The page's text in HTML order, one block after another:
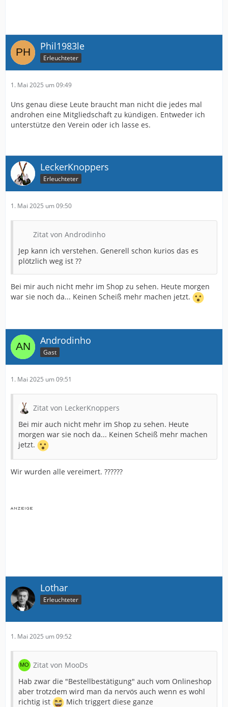
Phil1983le
Erleuchteter
1. Mai 2025 um 09:49
Uns genau diese Leute braucht man nicht die jedes mal
androhen eine Mitgliedschaft zu kündigen. Entweder ich
unterstütze den Verein oder ich lasse es.
LeckerKnoppers
Erleuchteter
1. Mai 2025 um 09:50
Zitat von Androdinho
Jep kann ich verstehen. Generell schon kurios das es
plötzlich weg ist ??
Bei mir auch nicht mehr im Shop zu sehen. Heute morgen
war sie noch da... Keinen Scheiß mehr machen jetzt.
Androdinho
Gast
1. Mai 2025 um 09:51
Zitat von LeckerKnoppers
Bei mir auch nicht mehr im Shop zu sehen. Heute
morgen war sie noch da... Keinen Scheiß mehr machen
jetzt.
Wir wurden alle vereimert. ??????
Lothar
Erleuchteter
1. Mai 2025 um 09:52
Zitat von MooDs
Hab zwar die "Bestellbestätigung" auch vom Onlineshop
aber trotzdem wird man da nervös auch wenn es wohl
richtig ist
Mich triggert diese ganze